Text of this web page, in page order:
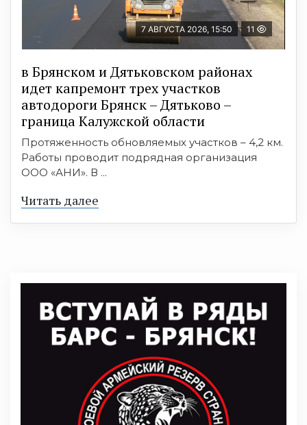
7 АВГУСТА 2026, 15:50 11
в Брянском и Дятьковском районах
идет капремонт трех участков
автодороги Брянск – Дятьково –
граница Калужской области
Протяженность обновляемых участков – 4,2 км.
Работы проводит подрядная организация
ООО «АНИ». В ...
Читать далее